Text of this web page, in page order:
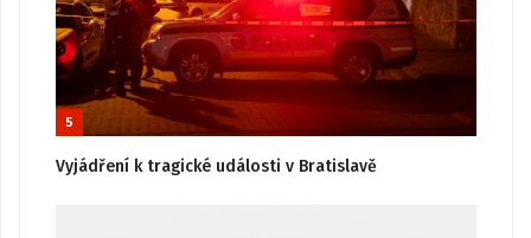
5
Vyjádření k tragické události v Bratislavě